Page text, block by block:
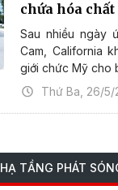
chứa hóa chất
Sau nhiều ngày
Cam, California
giới chức Mỹ cho
Thứ Ba, 26/5/
HẠ TẦNG PHÁT